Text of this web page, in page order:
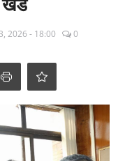
खंड
2026 - 18:00 0